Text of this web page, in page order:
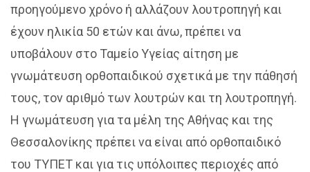
προηγούμενο χρόνο ή αλλάζουν λουτροπηγή και
έχουν ηλικία 50 ετών και άνω, πρέπει να
υποβάλουν στο Ταμείο Υγείας αίτηση με
γνωμάτευση ορθοπαιδικού σχετικά με την πάθησή
τους, τον αριθμό των λουτρών και τη λουτροπηγή.
Η γνωμάτευση για τα μέλη της Αθήνας και της
Θεσσαλονίκης πρέπει να είναι από ορθοπαιδικό
του ΤΥΠΕΤ και για τις υπόλοιπες περιοχές από